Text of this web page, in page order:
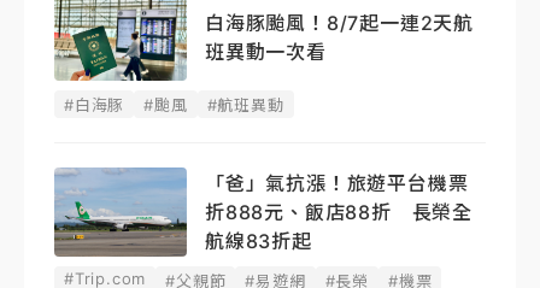
白海豚颱風！8/7起一連2天航
班異動一次看
#白海豚 #颱風 #航班異動
「爸」氣抗漲！旅遊平台機票
折888元、飯店88折 長榮全
航線83折起
#Trip.com #父親節 #易遊網 #長榮 #機票